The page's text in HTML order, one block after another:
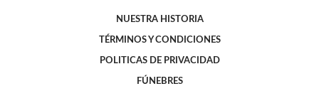
NUESTRA HISTORIA
TÉRMINOS Y CONDICIONES
POLITICAS DE PRIVACIDAD
FÚNEBRES